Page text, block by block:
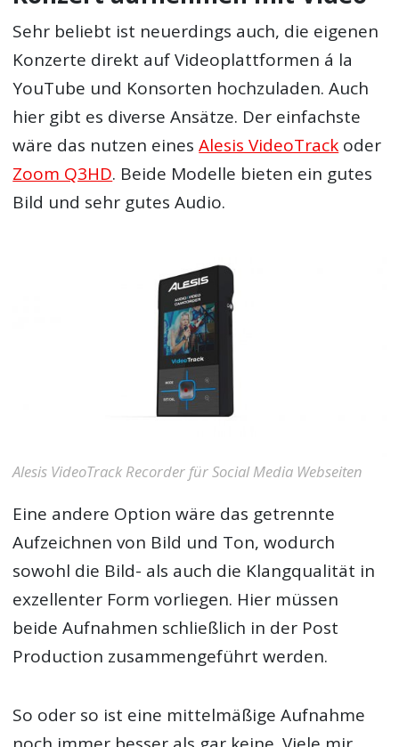
Sehr beliebt ist neuerdings auch, die eigenen
Konzerte direkt auf Videoplattformen á la
YouTube und Konsorten hochzuladen. Auch
hier gibt es diverse Ansätze. Der einfachste
wäre das nutzen einesAlesis VideoTrack oder
Zoom Q3HD. Beide Modelle bieten ein gutes
Bild und sehr gutes Audio.
Alesis VideoTrack Recorder für Social Media Webseiten
Eine andere Option wäre das getrennte
Aufzeichnen von Bild und Ton, wodurch
sowohl die Bild- als auch die Klangqualität in
exzellenter Form vorliegen. Hier müssen
beide Aufnahmen schließlich in der Post
Production zusammengeführt werden.
So oder so ist eine mittelmäßige Aufnahme